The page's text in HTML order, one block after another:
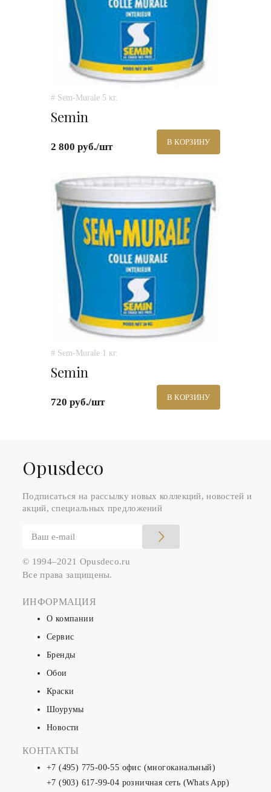
# Sem-Murale 5 кг.
Semin
2 800 руб./шт В КОРЗИНУ
# Sem-Murale 1 кг.
Semin
720 руб./шт В КОРЗИНУ
Оpusdeco
Подписаться на рассылку новых коллекций, новостей и
акций, специальных предложений
© 1994–2021 Opusdeco.ru
Все права защищены.
ИНФОРМАЦИЯ
О компании
Сервис
Бренды
Обои
Краски
Шоурумы
Новости
КОНТАКТЫ
+7 (495) 775-00-55 офис (многоканальный)
+7 (903) 617-99-04 розничная сеть (Whats App)